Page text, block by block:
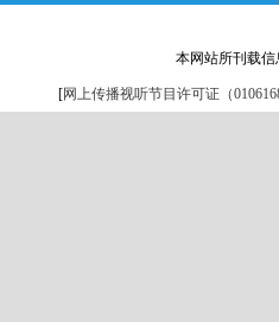
本网站所刊载
[网上传播视听节目许可证（